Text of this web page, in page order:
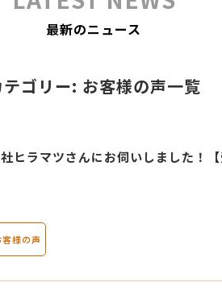
マンダラ人生計画セミナー
最新のニュース
テゴリー: お客様の声一覧
ヒラマツさんにお伺いしました！【
客様の声